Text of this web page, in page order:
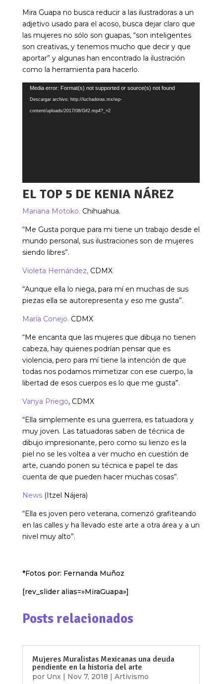
Mira Guapa no busca reducir a las ilustradoras a un
adjetivo usado para el acoso, busca dejar claro que
las mujeres no sólo son guapas, “son inteligentes
son creativas, y tenemos mucho que decir y que
aportar” y algunas han encontrado la ilustración
como la herramienta para hacerlo.
Reproductor
de
vídeo
Media error: Format(s) not supported or source(s) not found
Descargar archivo: http://luchadoras.mx/wp-
content/uploads/2017/08/Gif2.mp4?_=2
EL TOP 5 DE KENIA NÁREZ
Mariana Motoko. Chihuahua.
“Me Gusta porque para mi tiene un trabajo desde el
mundo personal, sus ilustraciones son de mujeres
siendo libres”.
Violeta Hernández, CDMX
“Aunque ella lo niega, para mí en muchas de sus
piezas ella se autorepresenta y eso me gusta”.
María Conejo. CDMX
“Me encanta que las mujeres que dibuja no tienen
cabeza, hay quienes podrían pensar que es
violencia, pero para mí tiene la intención de que
todas nos podamos mimetizar con ese cuerpo, la
libertad de esos cuerpos es lo que me gusta”.
Vanya Priego, CDMX
“Ella simplemente es una guerrera, es tatuadora y
muy joven. Las tatuadoras saben de técnica de
dibujo impresionante, pero como su lienzo es la
piel no se les voltea a ver mucho en cuestión de
arte, cuando ponen su técnica e papel te das
cuenta de que pueden hacer muchas cosas”.
News(Itzel Nájera)
“Ella es joven pero veterana, comenzó grafiteando
en las calles y ha llevado este arte a otra área y a un
nivel muy alto”.
*Fotos por: Fernanda Muñoz
[rev_slider alias=»MiraGuapa»]
Posts relacionados
Mujeres Muralistas Mexicanas una deuda
pendiente en la historia del arte
por Unx| Nov 7, 2018 | Artivismo